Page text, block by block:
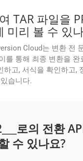
TAR 파일을
미리 볼 수 있
Cloud는 변환 전
를 통해 최종 변환을 완
하고, 서식을 확인하고,
습니다.
로의 전환
수 있나요?